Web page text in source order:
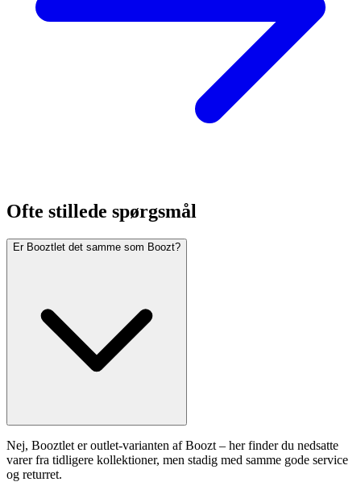
Ofte stillede spørgsmål
Er Booztlet det samme som Boozt?
Nej, Booztlet er outlet-varianten af Boozt – her finder du nedsatte
varer fra tidligere kollektioner, men stadig med samme gode service
og returret.